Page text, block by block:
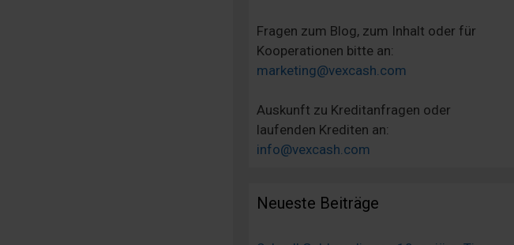
Fragen zum Blog, zum Inhalt oder für
Kooperationen bitte an:
marketing@vexcash.com
Auskunft zu Kreditanfragen oder
laufenden Krediten an:
info@vexcash.com
Neueste Beiträge